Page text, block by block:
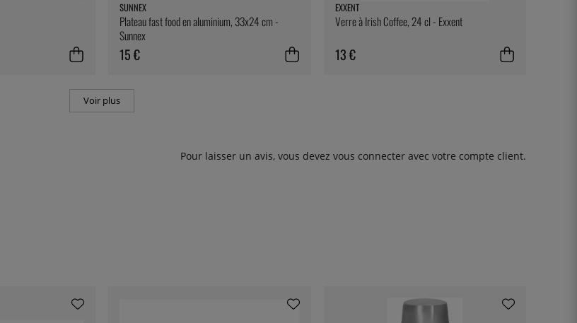
SUNNEX
Plateau fast food en aluminium, 33x24 cm -
Sunnex
15 €
EXXENT
Verre à Irish Coffee, 24 cl - Exxent
13 €
Voir plus
Pour laisser un avis, vous devez vous connecter avec votre compte client.